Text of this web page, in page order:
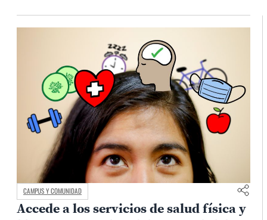
CAMPUS Y COMUNIDAD
Accede a los servicios de salud física y